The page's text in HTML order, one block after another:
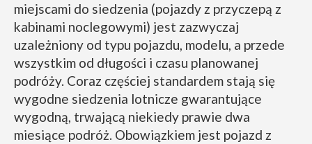
miejscami do siedzenia (pojazdy z przyczepą z
kabinami noclegowymi) jest zazwyczaj
uzależniony od typu pojazdu, modelu, a przede
wszystkim od długości i czasu planowanej
podróży. Coraz częściej standardem stają się
wygodne siedzenia lotnicze gwarantujące
wygodną, trwającą niekiedy prawie dwa
miesiące podróż. Obowiązkiem jest pojazd z